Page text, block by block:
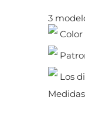
3
Color
Los